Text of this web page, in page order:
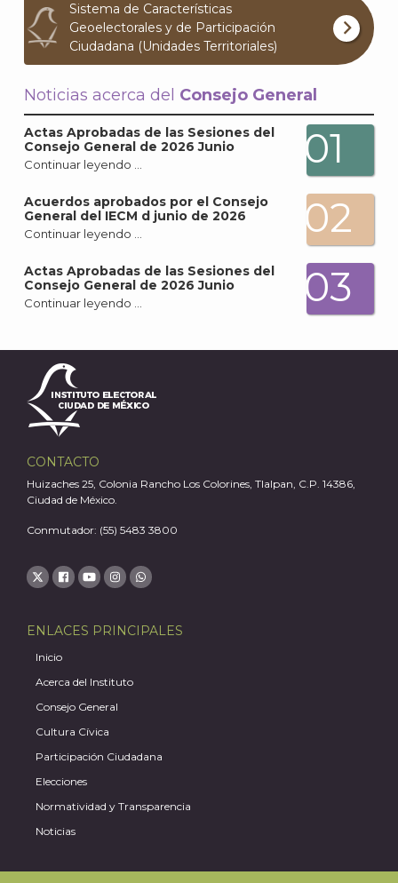
Sistema de Características
Geoelectorales y de Participación
Ciudadana (Unidades Territoriales)
Noticias acerca del Consejo General
Actas Aprobadas de las Sesiones del
Consejo General de 2026 Junio
Continuar leyendo … 01
Acuerdos aprobados por el Consejo
General del IECM d junio de 2026
Continuar leyendo … 02
Actas Aprobadas de las Sesiones del
Consejo General de 2026 Junio
Continuar leyendo … 03
CONTACTO
Huizaches 25, Colonia Rancho Los Colorines, Tlalpan, C.P. 14386,
Ciudad de México.
Conmutador: (55) 5483 3800
ENLACES PRINCIPALES
Inicio
Acerca del Instituto
Consejo General
Cultura Cívica
Participación Ciudadana
Elecciones
Normatividad y Transparencia
Noticias